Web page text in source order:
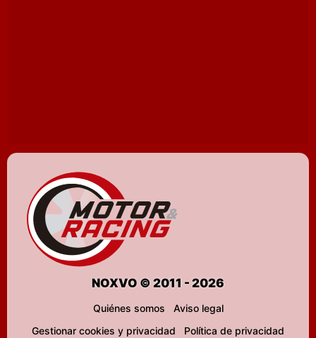
NOXVO © 2011 - 2026
Quiénes somos
Aviso legal
Gestionar cookies y privacidad
Política de privacidad